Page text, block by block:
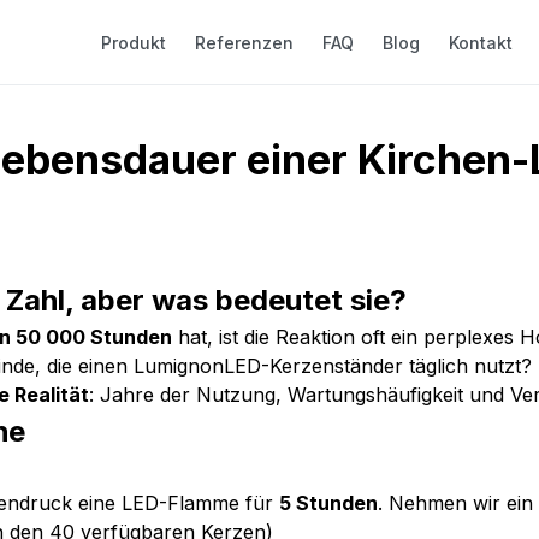
Produkt Referenzen FAQ Blog Kontakt
einer
aber was bedeutet sie?
50 000 Stunden hat, ist die Reaktion oft ein perplexes
die einen LumignonLED-Kerzenständer täglich nutzt?
Realität: Jahre der Nutzung, Wartungshäufigkeit und
eine LED-Flamme für 5 Stunden. Nehmen wir
den 40 verfügbaren Kerzen)